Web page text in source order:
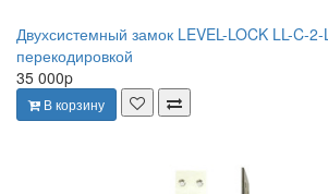
Двухсистемный замок LEVEL-LOCK LL-C-
перекодировкой
35 000p
В корзину